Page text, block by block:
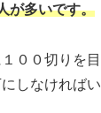
が多いです。
００切りを
しなければい